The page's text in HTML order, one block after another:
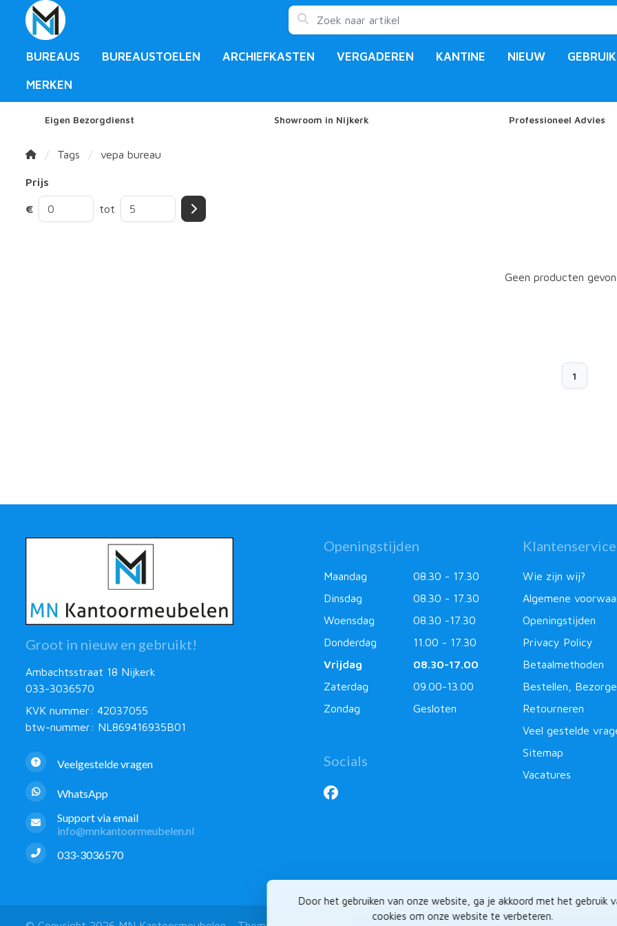
Door het gebruiken van onze website, ga je akkoord met het gebruik
cookies om onze website te verbeteren.
BUREAUS BUREAUSTOELEN ARCHIEFKASTEN VERGADEREN KANTINE NIEUW
MERKEN
Eigen Bezorgdienst Showroom in Nijkerk Professioneel Advies
Tags vepa bureau
Prijs
€ tot
Geen producten
1
Groot in nieuw en gebruikt!
Ambachtsstraat 18 Nijkerk
033-3036570
KVK nummer: 42037055
btw-nummer: NL869416935B01
Veelgestelde vragen
WhatsApp
Support via email
info@mnkantoormeubelen.nl
033-3036570
Openingstijden
Maandag
08.30 - 17.30
Dinsdag
08.30 - 17.30
Woensdag
08.30 -17.30
Donderdag
11.00 - 17.30
Vrijdag
08.30-17.00
Zaterdag
09.00-13.00
Zondag
Gesloten
Socials
Klantenservice
Wie zijn wij?
Algemene
Openingstijden
Privacy Policy
Betaalmethoden
Bestellen,
Retourneren
Veel gestelde
Sitemap
Vacatures